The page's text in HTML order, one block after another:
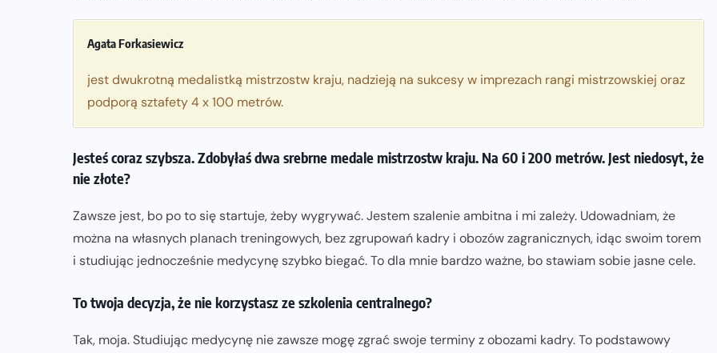
Agata Forkasiewicz
jest dwukrotną medalistką mistrzostw kraju, nadzieją na sukcesy w imprezach rangi mistrzowskiej oraz
podporą sztafety 4 x 100 metrów.
Jesteś coraz szybsza. Zdobyłaś dwa srebrne medale mistrzostw kraju. Na 60 i 200 metrów. Jest niedosyt, że
nie złote?
Zawsze jest, bo po to się startuje, żeby wygrywać. Jestem szalenie ambitna i mi zależy. Udowadniam, że
można na własnych planach treningowych, bez zgrupowań kadry i obozów zagranicznych, idąc swoim torem
i studiując jednocześnie medycynę szybko biegać. To dla mnie bardzo ważne, bo stawiam sobie jasne cele.
To twoja decyzja, że nie korzystasz ze szkolenia centralnego?
Tak, moja. Studiując medycynę nie zawsze mogę zgrać swoje terminy z obozami kadry. To podstawowy